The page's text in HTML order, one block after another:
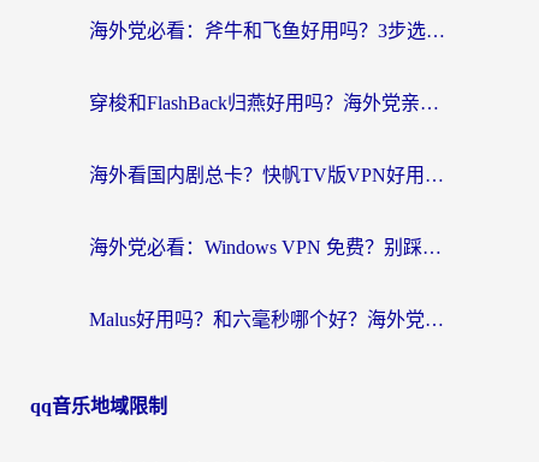
海外党必看：斧牛和飞鱼好用吗？3步选对回国加速器，无缝刷剧玩国服
穿梭和FlashBack归燕好用吗？海外党亲测3款热门回国加速器，教你选对不踩坑
海外看国内剧总卡？快帆TV版VPN好用吗？和快滚VPN对比哪个回国效果更好？
海外党必看：Windows VPN 免费？别踩坑！教你选对好用的国内加速器无缝回国
Malus好用吗？和六毫秒哪个好？海外党选回国加速器的避坑指南
qq音乐地域限制